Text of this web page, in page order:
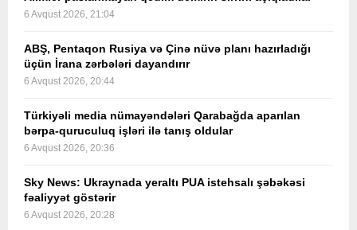
6 Avqust 2026, 21:04
ABŞ, Pentaqon Rusiya və Çinə nüvə planı hazırladığı
üçün İrana zərbələri dayandırır
6 Avqust 2026, 20:44
Türkiyəli media nümayəndələri Qarabağda aparılan
bərpa-quruculuq işləri ilə tanış oldular
6 Avqust 2026, 20:36
Sky News: Ukraynada yeraltı PUA istehsalı şəbəkəsi
fəaliyyət göstərir
6 Avqust 2026, 20:28